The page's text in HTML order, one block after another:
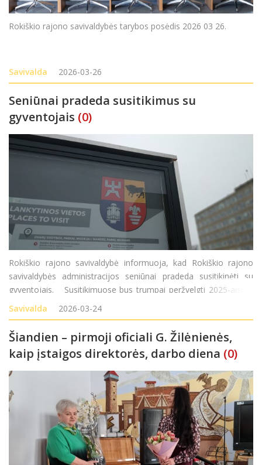
Rokiškio rajono savivaldybės tarybos posėdis 2026 03 26.
Savivalda 2026-03-26
Seniūnai pradeda susitikimus su
gyventojais (0)
Rokiškio rajono savivaldybė informuoja, kad Rokiškio rajono
savivaldybės administracijos seniūnai pradeda susitikinėti su
gyventojais. Susitikimuose bus trumpai peržvelgti 2025-aisiais
atlikti darbai ir aptariami 2026-ųjų planai, išklausomi gyventojų
lūkesčiai. Susitiki
Savivalda 2026-03-24
Šiandien – pirmoji oficiali G. Žilėnienės,
kaip įstaigos direktorės, darbo diena (0)